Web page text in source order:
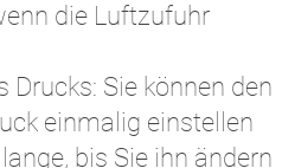
die Luftzufuhr
Sie können den
einmalig einstellen
bis Sie ihn ändern